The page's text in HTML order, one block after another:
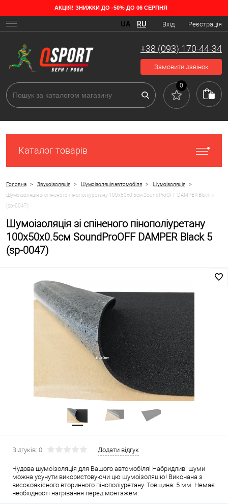
АКЦІЯ! ЗНИЖКИ ДО -50% ДО 06 СЕРПНЯ
Вхід Реєстрація
UA RU
+38 (093) 170-44-34
Замовити дзвінок
0
Каталог товарів
Головна > Звукоізоляція > Шумоізоляція автомобіля > Шумоізоляція >
Шумоізоляція зі спіненого пінополіуретану 100х50х0.5см SoundProOFF DAMPER Black 5
(sp-0047)
Шумоізоляція зі спіненого пінополіуретану
100х50х0.5см SoundProOFF DAMPER Black 5
(sp-0047)
Відгуків: 0 Додати відгук
Чудова шумоізоляція для Вашого автомобіля! Набридливі шуми
можна усунути використовуючи цю шумоізоляцію! Виконана з
високоякісного вторинного пінополіуретану. Товщина: 5 мм. Немає
необхідності нагрівання перед монтажем.